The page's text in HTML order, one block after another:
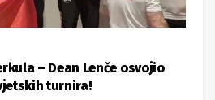
– Dean Lenče osvojio
turnira!